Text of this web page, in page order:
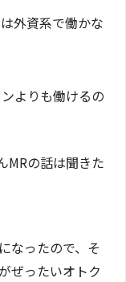
外資系で働かな
よりも働けるの
MRの話は聞きた
なったので、そ
ぜったいオトク